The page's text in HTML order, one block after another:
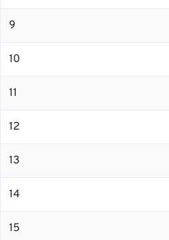
9
10
11
12
13
14
15